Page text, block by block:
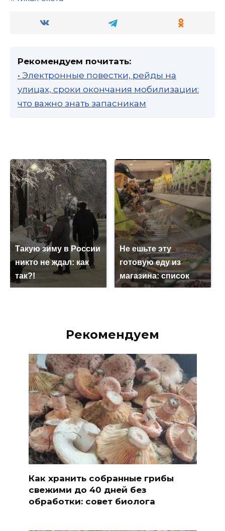
Рекомендуем почитать:
• Электронные повестки, рейды на
улицах, сроки окончания мобилизации:
что важно знать запасникам
Такую зиму в России
никто не ждал: как
так?!
Не ешьте эту
готовую еду из
магазина: список
Рекомендуем
Как хранить собранные грибы
свежими до 40 дней без
обработки: совет биолога